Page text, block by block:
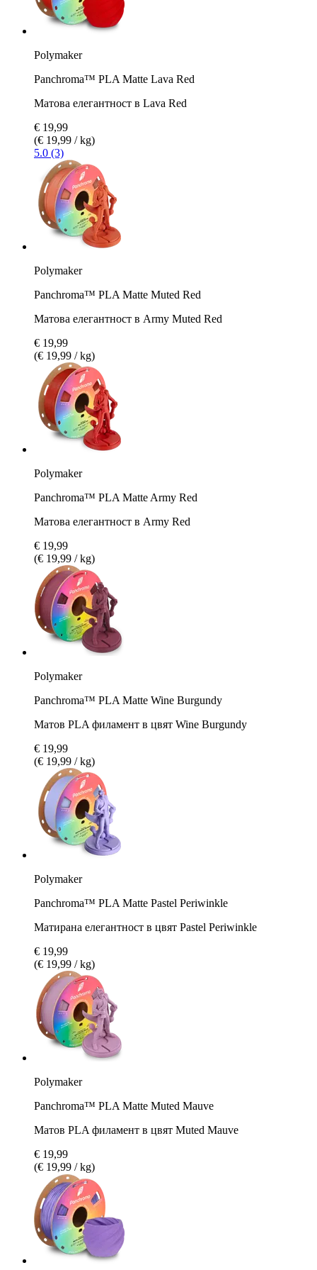
Polymaker
Panchroma™ PLA Matte Lava Red
Матова елегантност в Lava Red
€ 19,99
(€ 19,99 / kg)
5.0 (3)
Polymaker
Panchroma™ PLA Matte Muted Red
Матова елегантност в Army Muted Red
€ 19,99
(€ 19,99 / kg)
Polymaker
Panchroma™ PLA Matte Army Red
Матова елегантност в Army Red
€ 19,99
(€ 19,99 / kg)
Polymaker
Panchroma™ PLA Matte Wine Burgundy
Матов PLA филамент в цвят Wine Burgundy
€ 19,99
(€ 19,99 / kg)
Polymaker
Panchroma™ PLA Matte Pastel Periwinkle
Матирана елегантност в цвят Pastel Periwinkle
€ 19,99
(€ 19,99 / kg)
Polymaker
Panchroma™ PLA Matte Muted Mauve
Матов PLA филамент в цвят Muted Mauve
€ 19,99
(€ 19,99 / kg)